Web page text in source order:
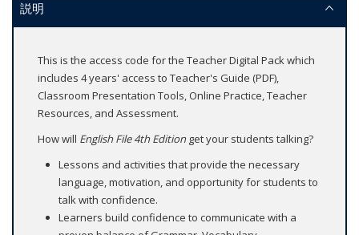
説明
This is the access code for the Teacher Digital Pack which
includes 4 years' access to Teacher's Guide (PDF),
Classroom Presentation Tools, Online Practice, Teacher
Resources, and Assessment.
How will English File 4th Editionget your students talking?
Lessons and activities that provide the necessary
language, motivation, and opportunity for students to
talk with confidence.
Learners build confidence to communicate with a